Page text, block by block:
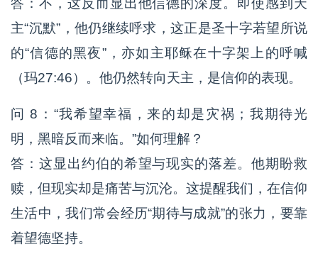
答：不，这反而显出他信德的深度。即使感到天
主“沉默”，他仍继续呼求，这正是圣十字若望所说
的“信德的黑夜”，亦如主耶稣在十字架上的呼喊
（玛27:46）。他仍然转向天主，是信仰的表现。
问 8：“我希望幸福，来的却是灾祸；我期待光
明，黑暗反而来临。”如何理解？
答：这显出约伯的希望与现实的落差。他期盼救
赎，但现实却是痛苦与沉沦。这提醒我们，在信仰
生活中，我们常会经历“期待与成就”的张力，要靠
着望德坚持。